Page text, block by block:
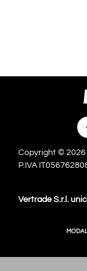
Copyright © 2026
P.IVA
Vertrade S.r.l.